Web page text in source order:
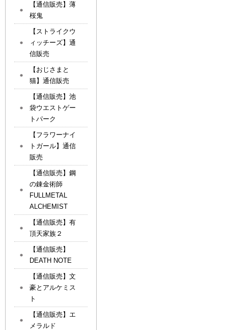
【通信販売】薄
桜鬼
【ストライクウ
ィッチーズ】通
信販売
【おじさまと
猫】通信販売
【通信販売】池
袋ウエストゲー
トパーク
【フラワーナイ
トガール】通信
販売
【通信販売】鋼
の錬金術師
FULLMETAL
ALCHEMIST
【通信販売】有
頂天家族２
【通信販売】
DEATH NOTE
【通信販売】文
豪とアルケミス
ト
【通信販売】エ
メラルド